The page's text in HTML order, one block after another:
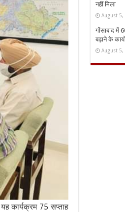
कार्यक्रम 75 सप्ताह
नहीं मिला
August 5,
गोंसाबाद में
बढ़ाने के
August 5,